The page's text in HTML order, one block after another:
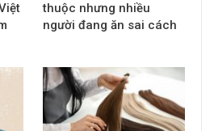
thuộc nhưng nhiều
người đang ăn sai cách